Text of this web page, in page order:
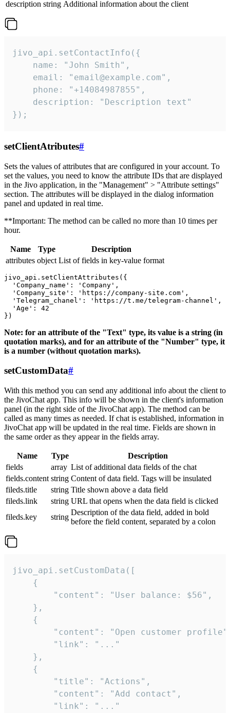
description string Additional information about the client
jivo_api.setContactInfo({
    name: "John Smith",
    email: "email@example.com",
    phone: "+14084987855",
    description: "Description text"
});
setClientAtributes#
Sets the values ​​of attributes that are configured in your account. To
set the values, you need to know the attribute IDs that are displayed
in the Jivo application, in the "Management" > "Attribute settings"
section. The attributes will be displayed in the dialog information
panel and updated in real time.
**Important: The method can be called no more than 10 times per
hour.
Name Type
Description
attributes object List of fields in key-value format
jivo_api.setClientAttributes({
  'Company_name': 'Company',
  'Company_site': 'https://company-site.com',
  'Telegram_chanel': 'https://t.me/telegram-channel',
  'Age': 42
Note: for an attribute of the "Text" type, its value is a string (in
quotation marks), and for an attribute of the "Number" type, it
is a number (without quotation marks).
setCustomData#
With this method you can send any additional info about the client to
the JivoChat app. This info will be shown in the client's information
panel (in the right side of the JivoChat app). The method can be
called as many times as needed. If chat is established, information in
JivoChat app will be updated in the real time. Fields are shown in
the same order as they appear in the fields array.
Name Type
Description
fields
array List of additional data fields of the chat
fields.content string Content of data field. Tags will be insulated
fileds.title
string Title shown above a data field
fileds.link
string URL that opens when the data field is clicked
fileds.key
string
Description of the data field, added in bold
before the field content, separated by a colon
jivo_api.setCustomData([
    {
        "content": "User balance: $56",
    },
    {
"content": "Open customer
        "link": "..."
    },
    {
        "title": "Actions",
        "content": "Add contact",
        "link": "..."